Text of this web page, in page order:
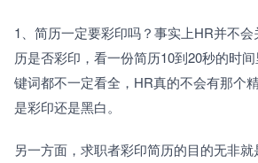
1、简历一定要彩印吗？事实上HR并不
历是否彩印，看一份简历10到20秒的时
键词都不一定看全，HR真的不会有那个
是彩印还是黑白。
另一方面，求职者彩印简历的目的无非